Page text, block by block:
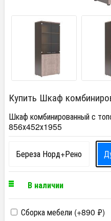
Купить Шкаф
Шкаф комбинированный с
856х452х1955
Береза Норд+Рено
В наличии
Сборка мебели (+890 ₽)